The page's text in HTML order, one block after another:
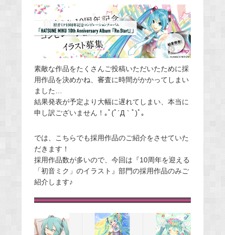
素敵な作品をたくさんご投稿いただいたために採
用作品を決めかね、審査に時間がかかってしまい
ました…
結果発表が予定より大幅に遅れてしまい、本当に
申し訳ございません！｡ﾟ(ﾟ´Д｀ﾟ)ﾟ｡
では、こちらでも採用作品のご紹介をさせていた
だきます！
採用作品数が多いので、今回は『10周年を迎える
「初音ミク」のイラスト』部門の採用作品のみご
紹介します♪